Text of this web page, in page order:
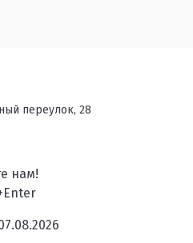
переулок, 28
нам!